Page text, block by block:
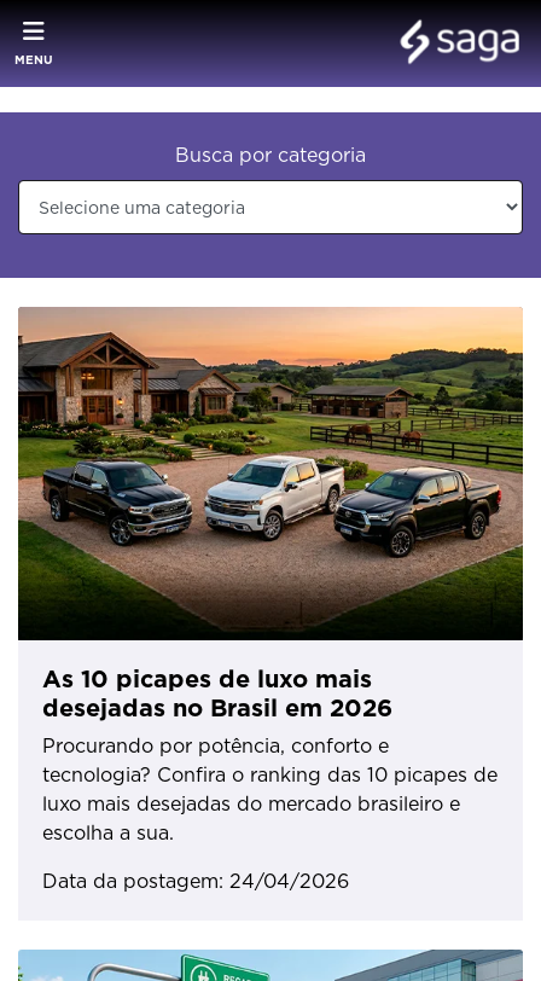
MENU
Busca por categoria
As 10 picapes de luxo mais
desejadas no Brasil em 2026
Procurando por potência, conforto e
tecnologia? Confira o ranking das 10 picapes de
luxo mais desejadas do mercado brasileiro e
escolha a sua.
Data da postagem: 24/04/2026